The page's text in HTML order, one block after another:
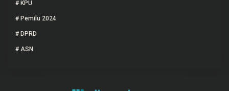
# KPU
# Pemilu 2024
# DPRD
# ASN